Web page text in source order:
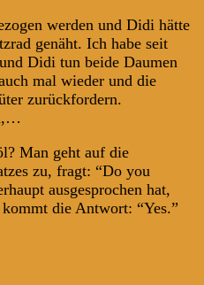
werden und Didi hätte
genäht. Ich habe seit
Didi tun beide Daumen
mal wieder und die
zurückfordern.
Man geht auf die
zu, fragt: “Do you
ausgesprochen hat,
die Antwort: “Yes.”